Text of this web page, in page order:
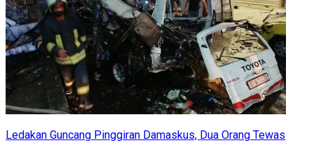
Ledakan Guncang Pinggiran Damaskus, Dua Orang Tewas